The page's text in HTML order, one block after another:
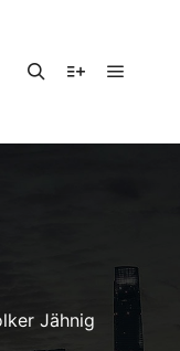
Jähnig